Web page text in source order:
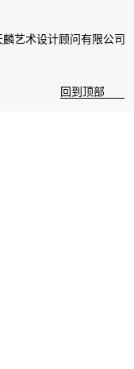
艺术设计顾问有限公司
回到顶部